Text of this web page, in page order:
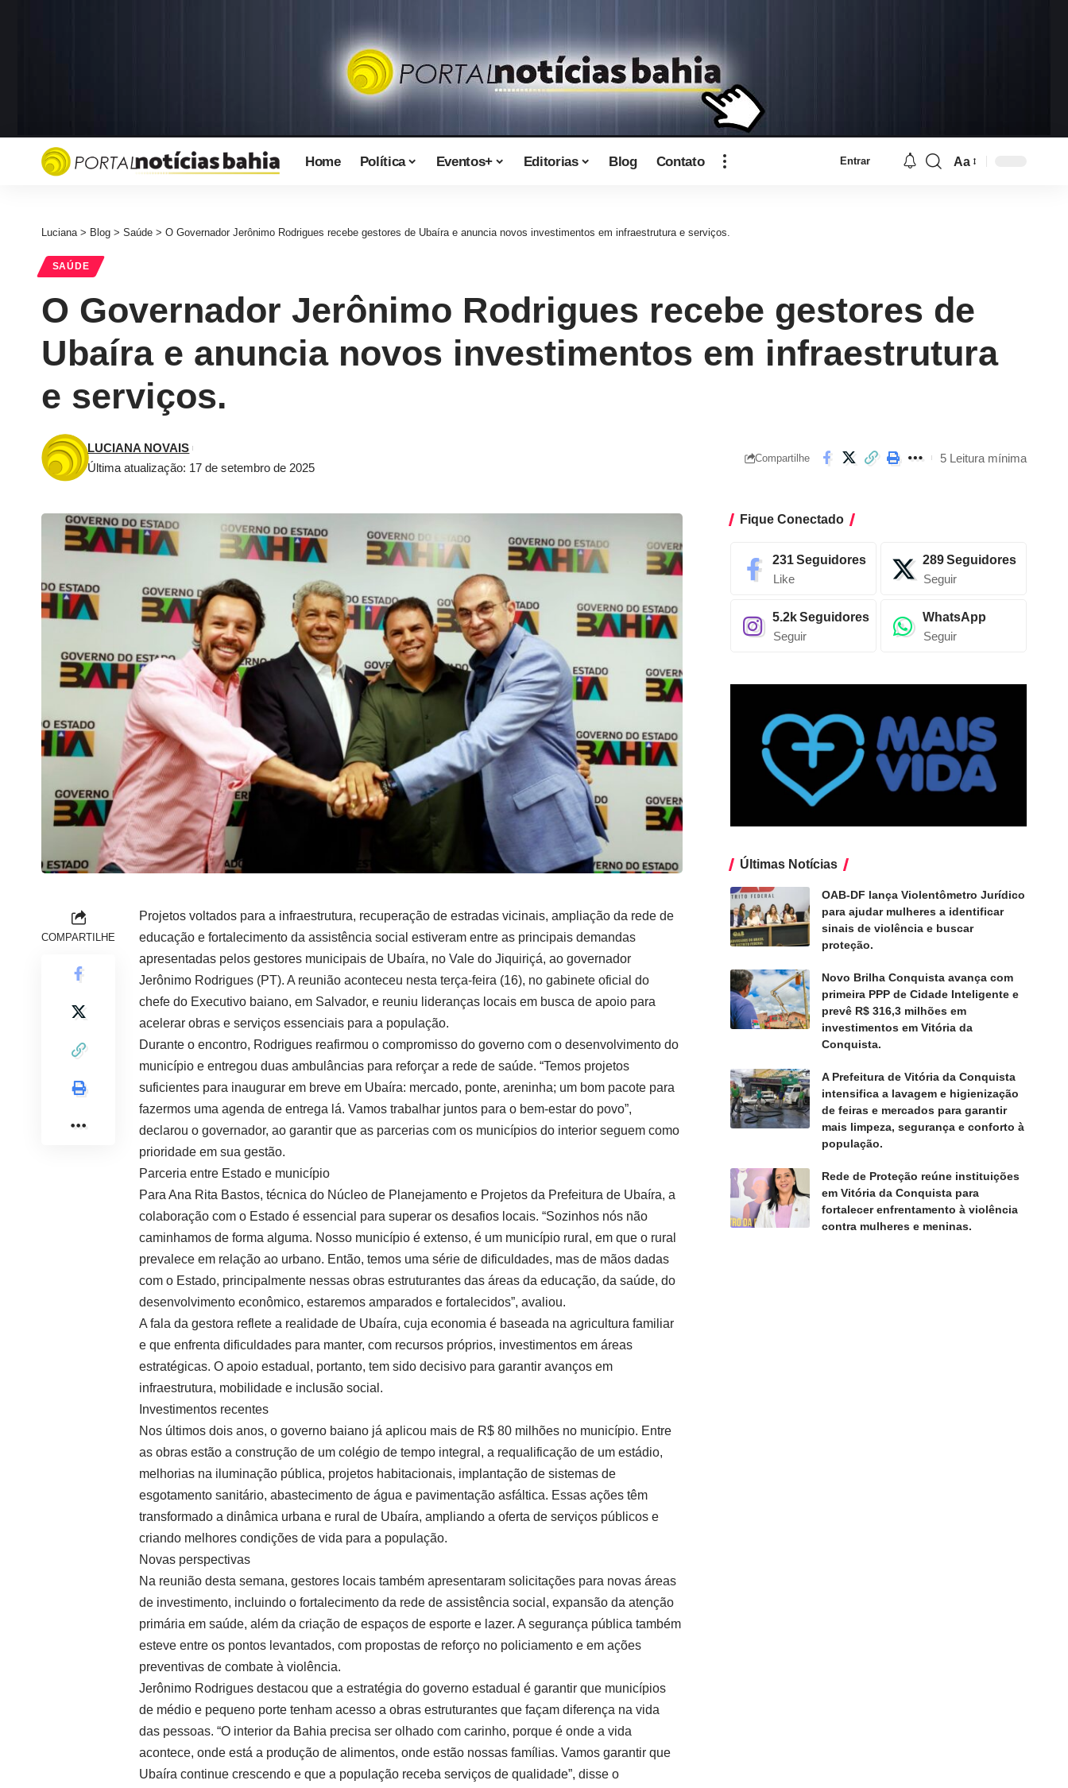
Home Política Eventos+ Editorias Blog Contato Entrar Aa
Luciana> Blog > Saúde > O Governador Jerônimo Rodrigues recebe gestores de Ubaíra e anuncia novos investimentos em infraestrutura e serviços.
SAÚDE
O Governador Jerônimo Rodrigues recebe gestores de
Ubaíra e anuncia novos investimentos em infraestrutura
e serviços.
Última atualização: 17 de setembro de 2025
LUCIANA NOVAIS
Compartilhe 5 Leitura mínima
COMPARTILHE
Projetos voltados para a infraestrutura, recuperação de estradas vicinais, ampliação da rede de
educação e fortalecimento da assistência social estiveram entre as principais demandas
apresentadas pelos gestores municipais de Ubaíra, no Vale do Jiquiriçá, ao governador
Jerônimo Rodrigues (PT). A reunião aconteceu nesta terça-feira (16), no gabinete oficial do
chefe do Executivo baiano, em Salvador, e reuniu lideranças locais em busca de apoio para
acelerar obras e serviços essenciais para a população.
Durante o encontro, Rodrigues reafirmou o compromisso do governo com o desenvolvimento do
município e entregou duas ambulâncias para reforçar a rede de saúde. “Temos projetos
suficientes para inaugurar em breve em Ubaíra: mercado, ponte, areninha; um bom pacote para
fazermos uma agenda de entrega lá. Vamos trabalhar juntos para o bem-estar do povo”,
declarou o governador, ao garantir que as parcerias com os municípios do interior seguem como
prioridade em sua gestão.
Parceria entre Estado e município
Para Ana Rita Bastos, técnica do Núcleo de Planejamento e Projetos da Prefeitura de Ubaíra, a
colaboração com o Estado é essencial para superar os desafios locais. “Sozinhos nós não
caminhamos de forma alguma. Nosso município é extenso, é um município rural, em que o rural
prevalece em relação ao urbano. Então, temos uma série de dificuldades, mas de mãos dadas
com o Estado, principalmente nessas obras estruturantes das áreas da educação, da saúde, do
desenvolvimento econômico, estaremos amparados e fortalecidos”, avaliou.
A fala da gestora reflete a realidade de Ubaíra, cuja economia é baseada na agricultura familiar
e que enfrenta dificuldades para manter, com recursos próprios, investimentos em áreas
estratégicas. O apoio estadual, portanto, tem sido decisivo para garantir avanços em
infraestrutura, mobilidade e inclusão social.
Investimentos recentes
Nos últimos dois anos, o governo baiano já aplicou mais de R$ 80 milhões no município. Entre
as obras estão a construção de um colégio de tempo integral, a requalificação de um estádio,
melhorias na iluminação pública, projetos habitacionais, implantação de sistemas de
esgotamento sanitário, abastecimento de água e pavimentação asfáltica. Essas ações têm
transformado a dinâmica urbana e rural de Ubaíra, ampliando a oferta de serviços públicos e
criando melhores condições de vida para a população.
Novas perspectivas
Na reunião desta semana, gestores locais também apresentaram solicitações para novas áreas
de investimento, incluindo o fortalecimento da rede de assistência social, expansão da atenção
primária em saúde, além da criação de espaços de esporte e lazer. A segurança pública também
esteve entre os pontos levantados, com propostas de reforço no policiamento e em ações
preventivas de combate à violência.
Jerônimo Rodrigues destacou que a estratégia do governo estadual é garantir que municípios
de médio e pequeno porte tenham acesso a obras estruturantes que façam diferença na vida
das pessoas. “O interior da Bahia precisa ser olhado com carinho, porque é onde a vida
acontece, onde está a produção de alimentos, onde estão nossas famílias. Vamos garantir que
Ubaíra continue crescendo e que a população receba serviços de qualidade”, disse o
Fique Conectado
231Seguidores
Like
289Seguidores
Seguir
5.2kSeguidores
Seguir
WhatsApp
Seguir
Últimas Notícias
OAB-DF lança Violentômetro Jurídico
para ajudar mulheres a identificar
sinais de violência e buscar
proteção.
Novo Brilha Conquista avança com
primeira PPP de Cidade Inteligente e
prevê R$ 316,3 milhões em
investimentos em Vitória da
Conquista.
A Prefeitura de Vitória da Conquista
intensifica a lavagem e higienização
de feiras e mercados para garantir
mais limpeza, segurança e conforto à
população.
Rede de Proteção reúne instituições
em Vitória da Conquista para
fortalecer enfrentamento à violência
contra mulheres e meninas.